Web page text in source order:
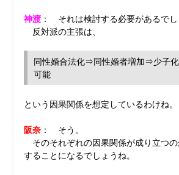
神渡： それは検討する必要があるでし
反対派の主張は、
同性婚合法化⇒同性婚者増加⇒少子
可能
という因果関係を想定しているわけね。
阪奈： そう。
そのそれぞれの因果関係が成り立つ
することになるでしょうね。